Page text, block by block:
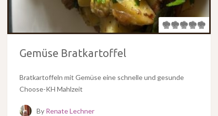
Gemüse Bratkartoffel
Bratkartoffeln mit Gemüse eine schnelle und gesunde
Choose-KH Mahlzeit
By Renate Lechner